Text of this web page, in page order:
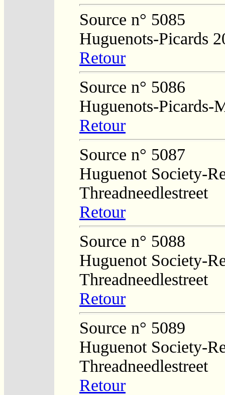
Source n° 5085
Huguenots-Picards
Retour
Source n° 5086
Huguenots-Picards-
Retour
Source n° 5087
Huguenot Society-
Threadneedlestreet
Retour
Source n° 5088
Huguenot Society-
Threadneedlestreet
Retour
Source n° 5089
Huguenot Society-
Threadneedlestreet
Retour